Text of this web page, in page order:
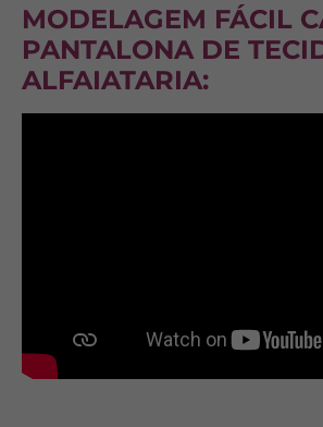
MODELAGEM FÁCIL
PANTALONA DE
ALFAIATARIA: